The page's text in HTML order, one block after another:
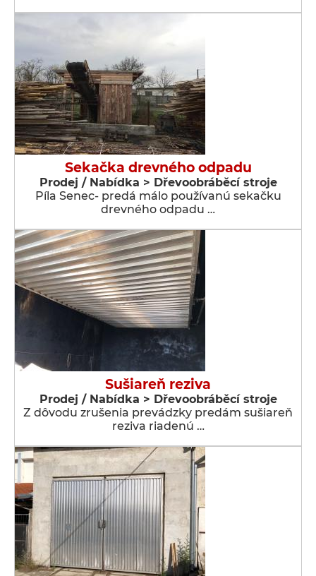
Sekačka drevného odpadu
Prodej / Nabídka > Dřevoobráběcí stroje
Píla Senec- predá málo používanú sekačku
drevného odpadu …
Sušiareň reziva
Prodej / Nabídka > Dřevoobráběcí stroje
Z dôvodu zrušenia prevádzky predám sušiareň
reziva riadenú …